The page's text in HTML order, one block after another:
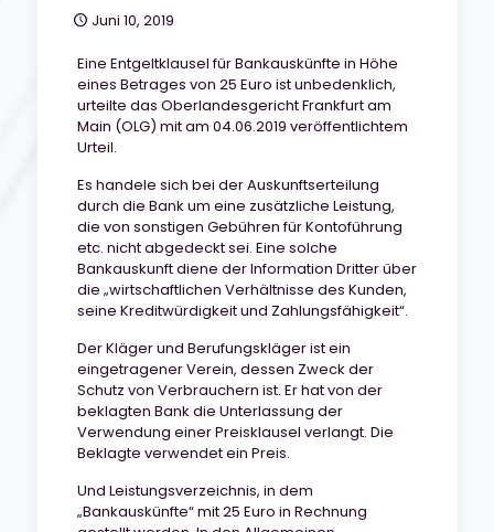
Juni 10, 2019
Eine Entgeltklausel für Bankauskünfte in Höhe
eines Betrages von 25 Euro ist unbedenklich,
urteilte das Oberlandesgericht Frankfurt am
Main (OLG) mit am 04.06.2019 veröffentlichtem
Urteil.
Es handele sich bei der Auskunftserteilung
durch die Bank um eine zusätzliche Leistung,
die von sonstigen Gebühren für Kontoführung
etc. nicht abgedeckt sei. Eine solche
Bankauskunft diene der Information Dritter über
die „wirtschaftlichen Verhältnisse des Kunden,
seine Kreditwürdigkeit und Zahlungsfähigkeit“.
Der Kläger und Berufungskläger ist ein
eingetragener Verein, dessen Zweck der
Schutz von Verbrauchern ist. Er hat von der
beklagten Bank die Unterlassung der
Verwendung einer Preisklausel verlangt. Die
Beklagte verwendet ein Preis.
Und Leistungsverzeichnis, in dem
„Bankauskünfte“ mit 25 Euro in Rechnung